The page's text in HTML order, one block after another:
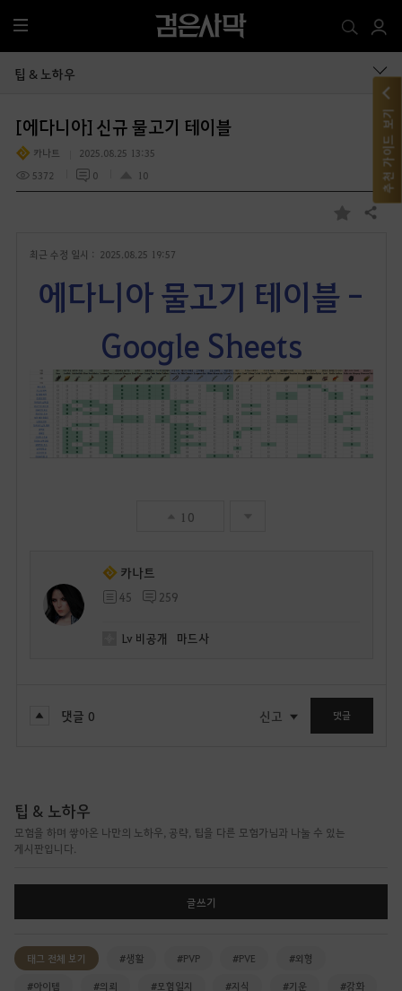
전
체
메
팁 & 노하우
[에다니아] 신규 물고기 테이블
카나트
2025.08.25 13:35
5372
0 10
즐
공유하기
최근 수정 일시 : 2025.08.25 19:57
에다니아 물고기 테이블 -
Google Sheets
10
카나트
45 259
Lv 비공개 마드사
댓글 0 신고 댓글
팁 & 노하우
모험을 하며 쌓아온 나만의 노하우, 공략, 팁을 다른 모험가님과 나눌 수 있는
게시판입니다.
글쓰기
태그 전체 보기 #생활 #PVP #PVE #외형
#아이템 #의뢰 #모험일지 #지식 #기운 #강화
추천 가이드 보기